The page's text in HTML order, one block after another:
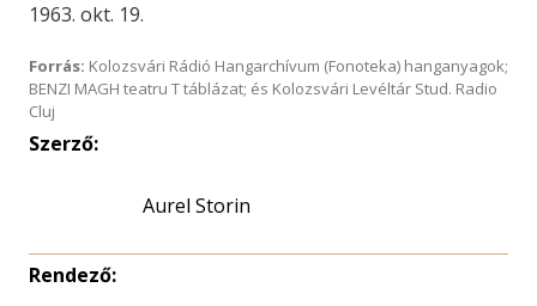
1963. okt. 19.
Forrás: Kolozsvári Rádió Hangarchívum (Fonoteka) hanganyagok;
BENZI MAGH teatru T táblázat; és Kolozsvári Levéltár Stud. Radio
Cluj
Szerző:
Aurel Storin
Rendező: